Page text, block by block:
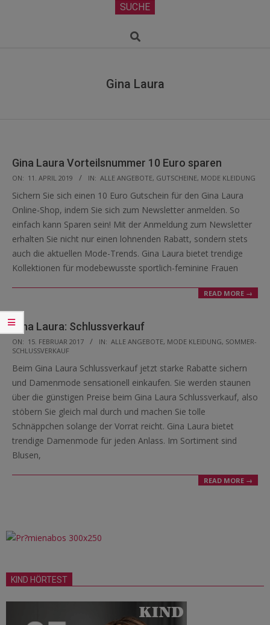
SUCHE
Search
Gina Laura
Gina Laura Vorteilsnummer 10 Euro sparen
2019-
04-
11
ON: 11. APRIL 2019 IN: ALLE ANGEBOTE, GUTSCHEINE, MODE KLEIDUNG
Sichern Sie sich einen 10 Euro Gutschein für den Gina Laura
Online-Shop, indem Sie sich zum Newsletter anmelden. So
einfach kann Sparen sein! Mit der Anmeldung zum Newsletter
erhalten Sie nicht nur einen lohnenden Rabatt, sondern stets
auch die aktuellen Mode-Trends. Gina Laura bietet trendige
Kollektionen für modebewusste sportlich-feminine Frauen
READ MORE →
Gina Laura: Schlussverkauf
2017-
02-
15
ON: 15. FEBRUAR 2017 IN: ALLE ANGEBOTE, MODE KLEIDUNG, SOMMER-
SCHLUSSVERKAUF
Beim Gina Laura Schlussverkauf jetzt starke Rabatte sichern
und Damenmode sensationell einkaufen. Sie werden staunen
über die günstigen Preise beim Gina Laura Schlussverkauf, also
stöbern Sie gleich mal durch und machen Sie tolle
Schnäppchen solange der Vorrat reicht. Gina Laura bietet
trendige Damenmode für jeden Anlass. Im Sortiment sind
Blusen,
READ MORE →
KIND HÖRTEST